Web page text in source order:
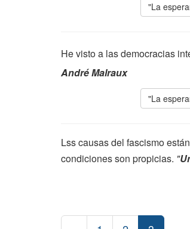
"La
He visto a las democracias
André Malraux
"La
Lss causas del fascismo
condiciones son propicias. "